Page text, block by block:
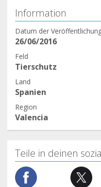
Information
Datum der
26/06/2016
Feld
Tierschutz
Land
Spanien
Region
Valencia
Teile in deinen